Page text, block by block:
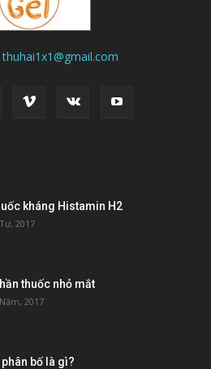
thuhai1x1@gmail.com
kháng Histamin H2
2017
thuốc nhỏ mắt
2017
bố là gì?